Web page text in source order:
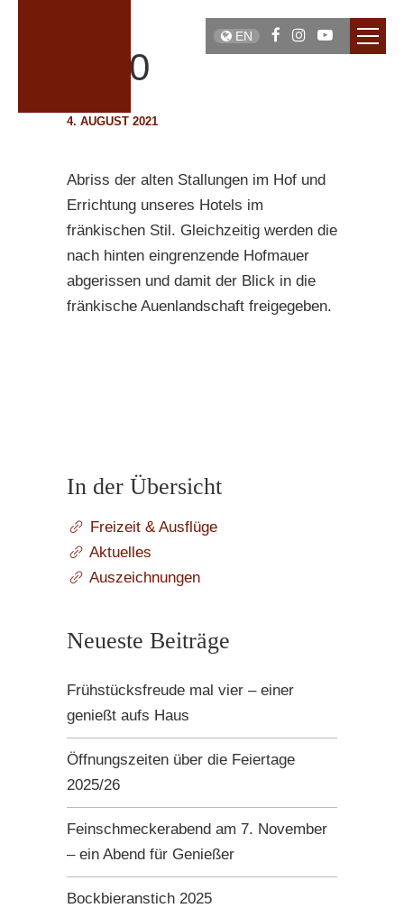
EN
1990
4. AUGUST 2021
Abriss der alten Stallungen im Hof und
Errichtung unseres Hotels im
fränkischen Stil. Gleichzeitig werden die
nach hinten eingrenzende Hofmauer
abgerissen und damit der Blick in die
fränkische Auenlandschaft freigegeben.
In der Übersicht
Freizeit & Ausflüge
Aktuelles
Auszeichnungen
Neueste Beiträge
Frühstücksfreude mal vier – einer
genießt aufs Haus
Öffnungszeiten über die Feiertage
2025/26
Feinschmeckerabend am 7. November
– ein Abend für Genießer
Bockbieranstich 2025